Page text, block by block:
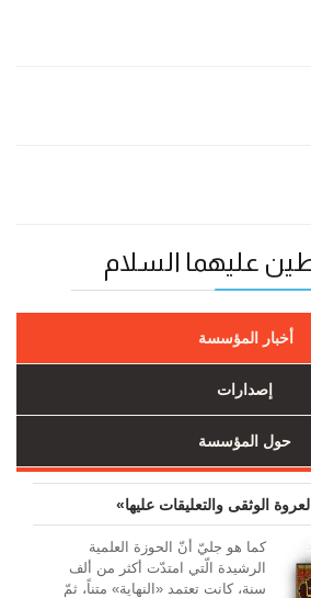
عليهما السلام
أخبار المؤسسة
إصدارات
حول المؤسسة
الوثقی والتعلیقات علیها»
کما هو جليّ أنّ الحوزة العلمیة
الرشیدة الّتي امتدّت أكثر من ألف
سنة، كانت تعتمد «النهاية» متناً، ثمّ